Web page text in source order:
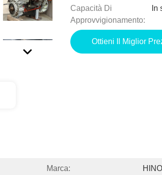
Capacità Di
Approvvigionamento:
In
Ottieni Il Miglior
Marca: HINO